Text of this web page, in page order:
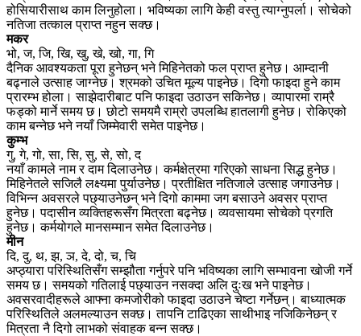
होसियारीसाथ काम लिनुहोला। भविष्यका लागि केही वस्तु त्याग्नुपर्ला। सोचेको
नतिजा तत्काल प्राप्त नहुन सक्छ।
मकर
भो, ज, जि, खि, खु, खे, खो, गा, गि
दैनिक आवश्यकता पूरा हुनेछन् भने मिहिनेतको फल प्राप्त हुनेछ। आम्दानी
बढ्नाले उत्साह जाग्नेछ। श्रमको उचित मूल्य पाइनेछ। दिगो फाइदा हुने काम
प्रारम्भ होला। साझेदारीबाट पनि फाइदा उठाउन सकिनेछ। व्यापारमा राम्रै
फड्को मार्ने समय छ। छोटो समयमै राम्रो उपलब्धि हातलागी हुनेछ। रोकिएको
काम बन्नेछ भने नयाँ जिम्मेवारी समेत पाइनेछ।
कुम्भ
गु, गे, गो, सा, सि, सु, से, सो, द
नयाँ कामले नाम र दाम दिलाउनेछ। कर्मक्षेत्रमा गरिएको साधना सिद्ध हुनेछ।
मिहिनेतले सजिलै लक्ष्यमा पुर्याउनेछ। प्रतीक्षित नतिजाले उत्साह जगाउनेछ।
विभिन्न अवसरले पछ्याउनेछन् भने दिगो काममा जग बसाउने अवसर प्राप्त
हुनेछ। पदासीन व्यक्तिहरूसँग मित्रता बढ्नेछ। व्यवसायमा सोचेको प्रगति
हुनेछ। कर्मयोगले मानसम्मान समेत दिलाउनेछ।
मीन
दि, दु, थ, झ, ञ, दे, दो, च, चि
अप्ठ्यारा परिस्थितिसँग सम्झौता गर्नुपरे पनि भविष्यका लागि सम्भावना खोजी गर्ने
समय छ। समयको गतिलाई पछ्याउन नसक्दा अलि दुःख भने पाइनेछ।
अवसरवादीहरूले आफ्ना कमजोरीको फाइदा उठाउने चेष्टा गर्नेछन्। बाध्यात्मक
परिस्थितिले अलमल्याउन सक्छ। तापनि टाढिएका साथीभाइ नजिकिनेछन् र
मित्रता नै दिगो लाभको संवाहक बन्न सक्छ।